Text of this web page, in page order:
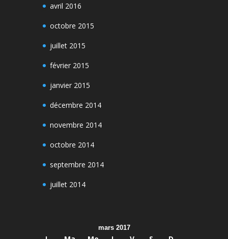
avril 2016
octobre 2015
juillet 2015
février 2015
janvier 2015
décembre 2014
novembre 2014
octobre 2014
septembre 2014
juillet 2014
mars 2017